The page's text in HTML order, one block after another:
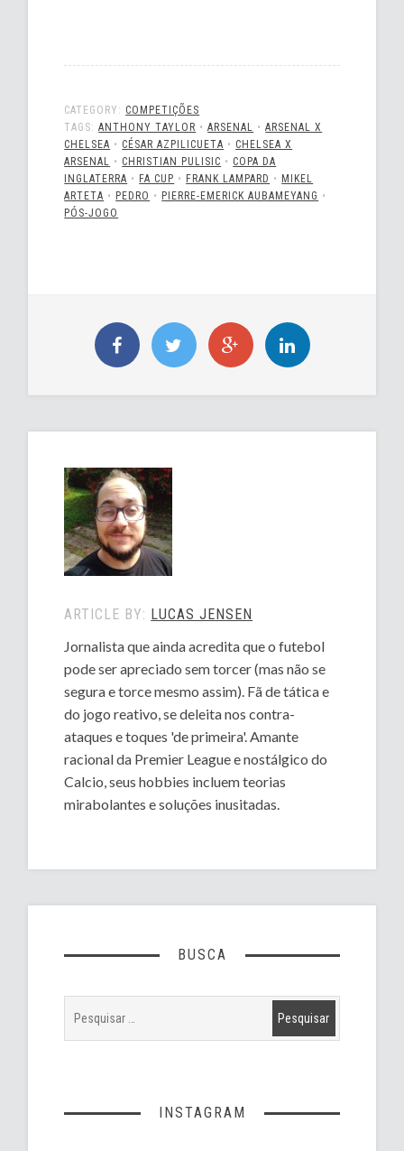
CATEGORY: COMPETIÇÕES
TAGS:ANTHONY TAYLOR •ARSENAL •ARSENAL X
CHELSEA • CÉSAR AZPILICUETA • CHELSEA X
ARSENAL • CHRISTIAN PULISIC • COPA DA
INGLATERRA • FA CUP • FRANK LAMPARD • MIKEL
ARTETA • PEDRO • PIERRE-EMERICK AUBAMEYANG •
PÓS-JOGO
ARTICLE BY: LUCAS JENSEN
Jornalista que ainda acredita que o futebol
pode ser apreciado sem torcer (mas não se
segura e torce mesmo assim). Fã de tática e
do jogo reativo, se deleita nos contra-
ataques e toques 'de primeira'. Amante
racional da Premier League e nostálgico do
Calcio, seus hobbies incluem teorias
mirabolantes e soluções inusitadas.
BUSCA
INSTAGRAM